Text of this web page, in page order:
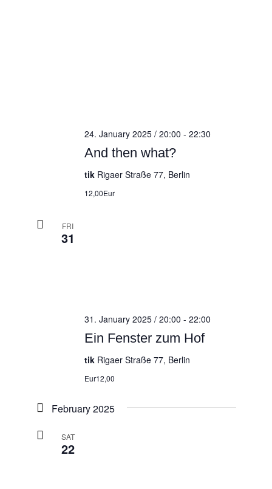
And then what?
24. January 2025 / 20:00 - 22:30
tik Rigaer Straße 77, Berlin
12,00Eur
FRI
31
Ein Fenster zum Hof
31. January 2025 / 20:00 - 22:00
tik Rigaer Straße 77, Berlin
Eur12,00
February 2025
SAT
22